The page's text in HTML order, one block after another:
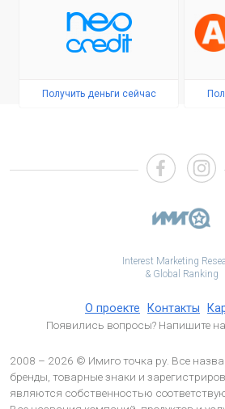
Получить деньги сейчас
Interest Marketing
& Global Ranking
О проекте Контакты
Появились вопросы? Напишите
2008 – 2026 © Имиго точка ру. Все
бренды, товарные знаки и
являются собственностью